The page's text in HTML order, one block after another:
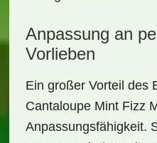
Anpassung an
Vorlieben
Ein großer Vorteil des
Cantaloupe Mint Fizz
Anpassungsfähigkeit.